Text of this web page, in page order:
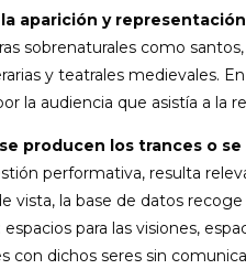
aparición y
sobrenaturales como
y teatrales medievales.
la audiencia que asistía a la
producen los trances o
performativa, resulta
vista, la base de datos
para las visiones,
con dichos seres sin